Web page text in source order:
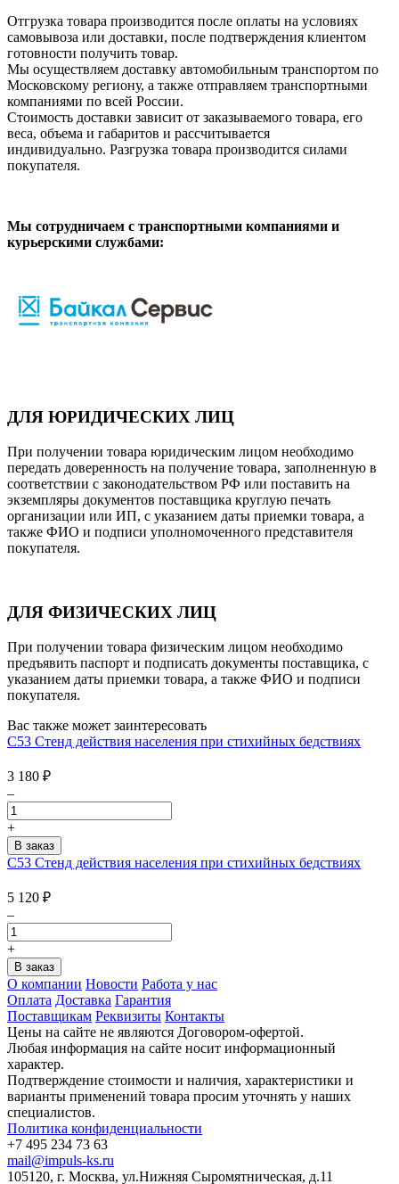
Отгрузка товара производится после оплаты на условиях
самовывоза или доставки, после подтверждения клиентом
готовности получить товар.
Мы осуществляем доставку автомобильным транспортом по
Московскому региону, а также отправляем транспортными
компаниями по всей России.
Стоимость доставки зависит от заказываемого товара, его
веса, объема и габаритов и рассчитывается
индивидуально. Разгрузка товара производится силами
покупателя.
Мы сотрудничаем с транспортными компаниями и
курьерскими службами:
ДЛЯ ЮРИДИЧЕСКИХ ЛИЦ
При получении товара юридическим лицом необходимо
передать доверенность на получение товара, заполненную в
соответствии с законодательством РФ или поставить на
экземпляры документов поставщика круглую печать
организации или ИП, с указанием даты приемки товара, а
также ФИО и подписи уполномоченного представителя
покупателя.
ДЛЯ ФИЗИЧЕСКИХ ЛИЦ
При получении товара физическим лицом необходимо
предъявить паспорт и подписать документы поставщика, с
указанием даты приемки товара, а также ФИО и подписи
покупателя.
Вас также может заинтересовать
С53 Стенд действия населения при стихийных бедствиях
3 180 ₽
–
+
С53 Стенд действия населения при стихийных бедствиях
5 120 ₽
–
+
О компании Новости Работа у нас
Оплата Доставка Гарантия
Поставщикам Реквизиты Контакты
Цены на сайте не являются Договором-офертой.
Любая информация на сайте носит информационный
характер.
Подтверждение стоимости и наличия, характеристики и
варианты применений товара просим уточнять у наших
специалистов.
Политика конфиденциальности
+7 495 234 73 63
mail@impuls-ks.ru
105120, г. Москва, ул.Нижняя Сыромятническая, д.11